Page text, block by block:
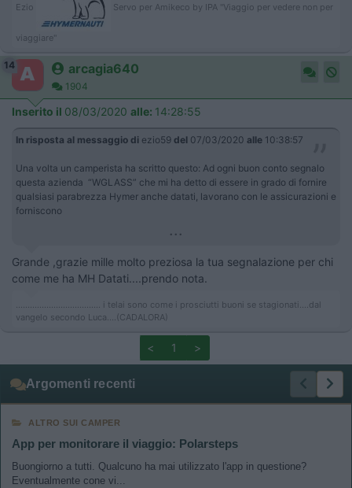
Ezio Servo per Amikeco by IPA "Viaggio per vedere non per
viaggiare"
14 arcagia640
1904
Inserito il 08/03/2020 alle: 14:28:55
In risposta al messaggio di ezio59 del 07/03/2020 alle 10:38:57
Una volta un camperista ha scritto questo: Ad ogni buon conto segnalo
questa azienda “WGLASS” che mi ha detto di essere in grado di fornire
qualsiasi parabrezza Hymer anche datati, lavorano con le assicurazioni e
forniscono
...
Grande ,grazie mille molto preziosa la tua segnalazione per chi
come me ha MH Datati....prendo nota.
.................................... i telai sono come i prosciutti buoni se stagionati....dal
vangelo secondo Luca....(CADALORA)
< 1 >
Argomenti recenti
ALTRO SUI CAMPER
App per monitorare il viaggio: Polarsteps
Buongiorno a tutti. Qualcuno ha mai utilizzato l'app in questione?
Eventualmente cone vi...